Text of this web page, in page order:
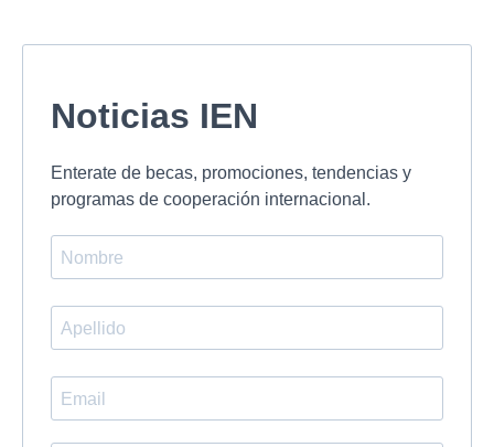
Noticias IEN
Enterate de becas, promociones, tendencias y
programas de cooperación internacional.